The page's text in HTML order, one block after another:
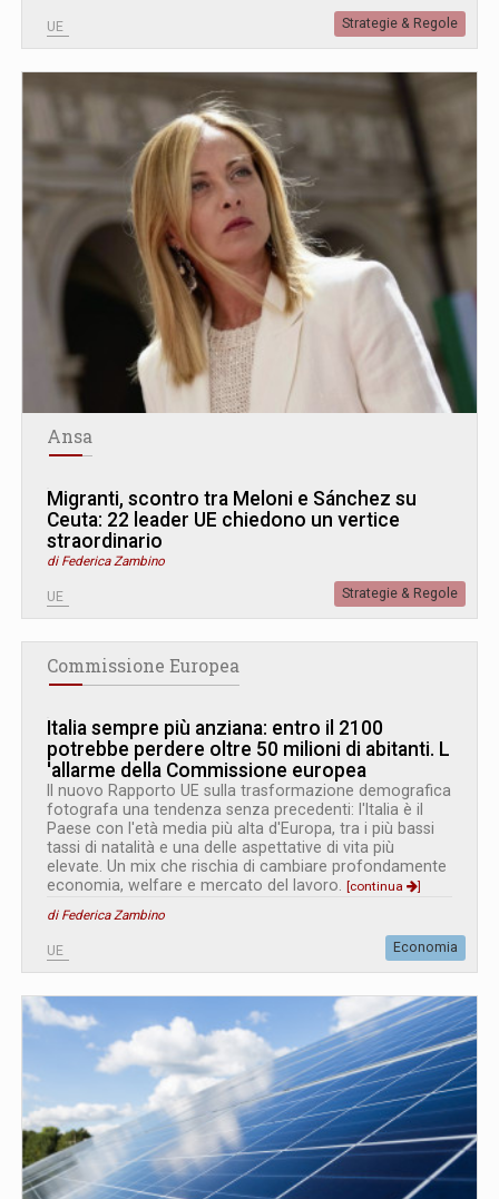
UE Strategie & Regole
Ansa
Migranti, scontro tra Meloni e Sánchez su
Ceuta: 22 leader UE chiedono un vertice
straordinario
di Federica Zambino
UE Strategie & Regole
Commissione Europea
Italia sempre più anziana: entro il 2100
potrebbe perdere oltre 50 milioni di abitanti. L
'allarme della Commissione europea
Il nuovo Rapporto UE sulla trasformazione demografica
fotografa una tendenza senza precedenti: l'Italia è il
Paese con l'età media più alta d'Europa, tra i più bassi
tassi di natalità e una delle aspettative di vita più
elevate. Un mix che rischia di cambiare profondamente
economia, welfare e mercato del lavoro. [continua
]
di Federica Zambino
UE Economia